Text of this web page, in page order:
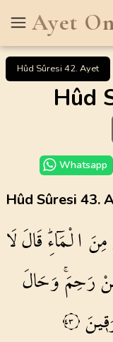
Ayet
Hûd Sûresi 42. Ayet
Hûd
Whatsapp
Hûd Sûresi 43.
مِنَالْمَٓاءِۜقَالَلَا
رَحِمَۚوَحَالَ
٤٣